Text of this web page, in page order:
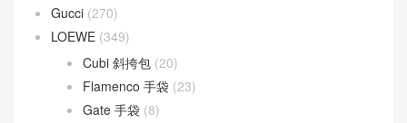
Gucci (270)
LOEWE (349)
Cubi 斜挎包 (20)
Flamenco 手袋 (23)
Gate 手袋 (8)